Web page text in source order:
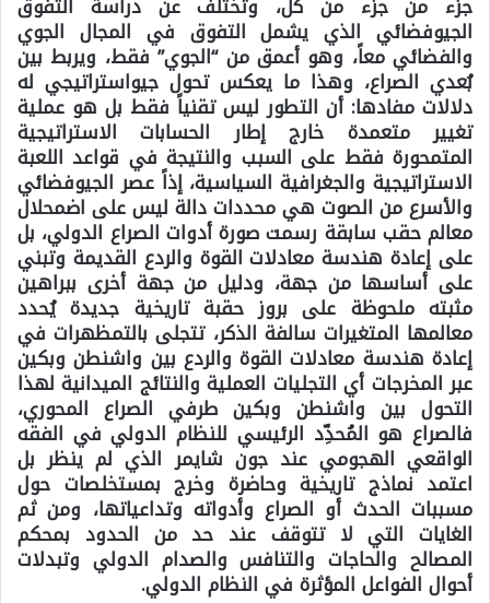
الجيوفضائي الذي يشمل التفوق في المجال الجوي
والفضائي معاً، وهو أعمق من “الجوي” فقط، ويربط بين
بُعدي الصراع، وهذا ما يعكس تحول جيواستراتيجي له
دلالات مفادها: أن التطور ليس تقنياً فقط بل هو عملية
تغيير متعمدة خارج إطار الحسابات الاستراتيجية
المتمحورة فقط على السبب والنتيجة في قواعد اللعبة
الاستراتيجية والجغرافية السياسية، إذاً عصر الجيوفضائي
والأسرع من الصوت هي محددات دالة ليس على اضمحلال
معالم حقب سابقة رسمت صورة أدوات الصراع الدولي، بل
على إعادة هندسة معادلات القوة والردع القديمة وتبني
على أساسها من جهة، ودليل من جهة أخرى ببراهين
مثبته ملحوظة على بروز حقبة تاريخية جديدة يُحدد
معالمها المتغيرات سالفة الذكر، تتجلى بالتمظهرات في
إعادة هندسة معادلات القوة والردع بين واشنطن وبكين
عبر المخرجات أي التجليات العملية والنتائج الميدانية لهذا
التحول بين واشنطن وبكين طرفي الصراع المحوري،
فالصراع هو المُحدِّد الرئيسي للنظام الدولي في الفقه
الواقعي الهجومي عند جون شايمر الذي لم ينظر بل
اعتمد نماذج تاريخية وحاضرة وخرج بمستخلصات حول
مسببات الحدث أو الصراع وأدواته وتداعياتها، ومن ثم
الغايات التي لا تتوقف عند حد من الحدود بمحكم
المصالح والحاجات والتنافس والصدام الدولي وتبدلات
أحوال الفواعل المؤثرة في النظام الدولي.